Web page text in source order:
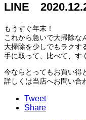
LINE
もうすぐ年末！
これから急いで大掃除な
大掃除を少しでもラクす
手に取って、比べて、す
今ならとってもお買い得
詳しくは当店へお問い合
Tweet
Share